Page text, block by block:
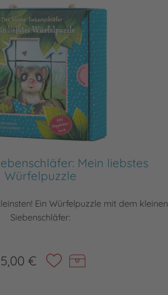
Mein liebstes
Würfelpuzzle
Ein Würfelpuzzle mit dem kleinen
Siebenschläfer:
€